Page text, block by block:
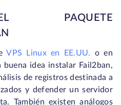
PAQUETE
VPS Linux en EE.UU.
o en
idea instalar Fail2ban,
de registros destinada a
y defender un servidor
También existen análogos